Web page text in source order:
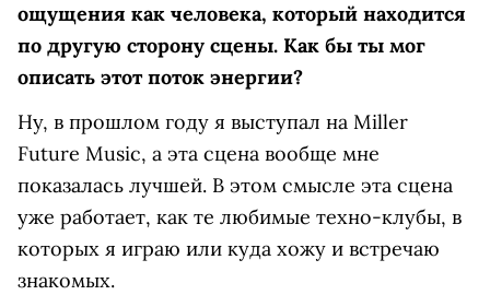
ощущения как человека, который находится
по другую сторону сцены. Как бы ты мог
описать этот поток энергии?
Ну, в прошлом году я выступал на Miller
Future Music, а эта сцена вообще мне
показалась лучшей. В этом смысле эта сцена
уже работает, как те любимые техно-клубы, в
которых я играю или куда хожу и встречаю
знакомых.